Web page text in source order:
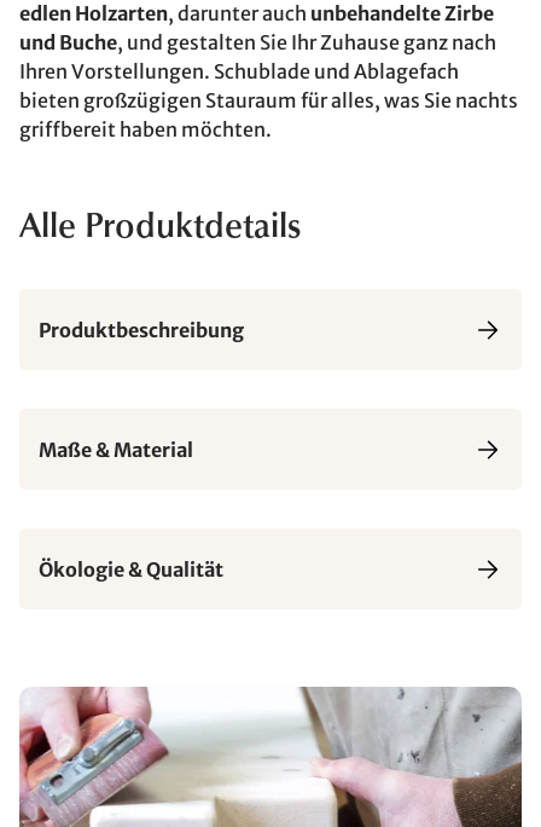
edlen Holzarten, darunter auch unbehandelte Zirbe
und Buche, und gestalten Sie Ihr Zuhause ganz nach
Ihren Vorstellungen. Schublade und Ablagefach
bieten großzügigen Stauraum für alles, was Sie nachts
griffbereit haben möchten.
Alle Produktdetails
Produktbeschreibung
Maße & Material
Ökologie & Qualität